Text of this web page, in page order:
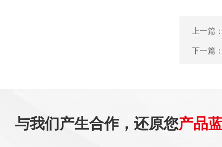
上一篇
下一篇
与我们产生合作，还原您产品